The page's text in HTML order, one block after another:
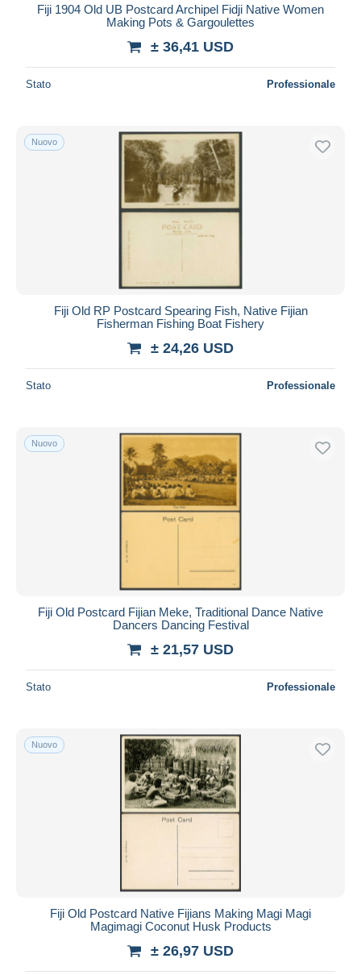
Fiji 1904 Old UB Postcard Archipel Fidji Native Women
Making Pots & Gargoulettes
± 36,41 USD
Stato Professionale
Nuovo
Fiji Old RP Postcard Spearing Fish, Native Fijian
Fisherman Fishing Boat Fishery
± 24,26 USD
Stato Professionale
Nuovo
Fiji Old Postcard Fijian Meke, Traditional Dance Native
Dancers Dancing Festival
± 21,57 USD
Stato Professionale
Nuovo
Fiji Old Postcard Native Fijians Making Magi Magi
Magimagi Coconut Husk Products
± 26,97 USD